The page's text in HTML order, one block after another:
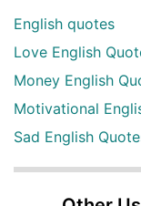
English quotes
Love English
Money English
Motivational
Sad English